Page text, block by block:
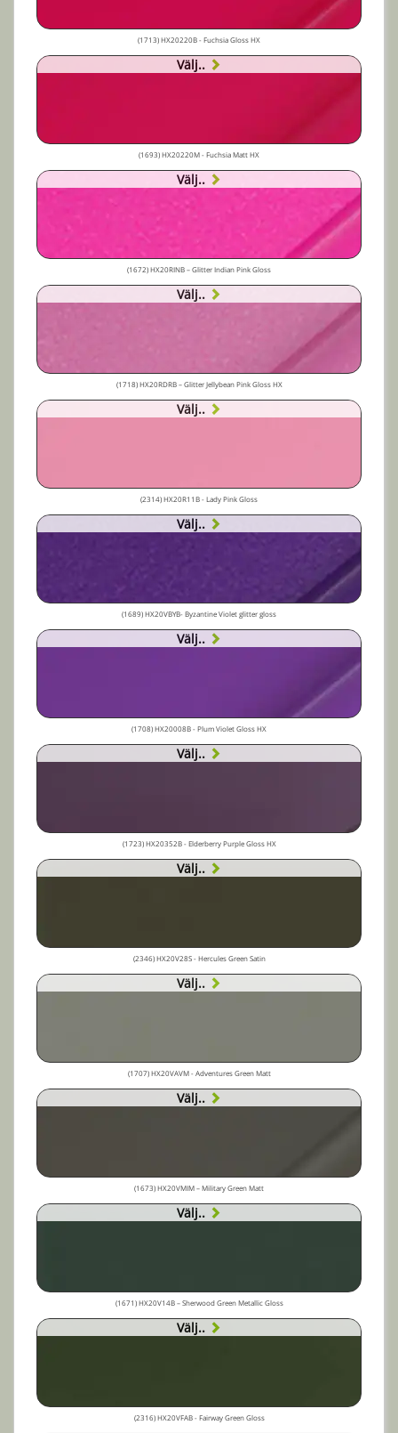
(1713) HX20220B - Fuchsia Gloss HX
Välj..
(1693) HX20220M - Fuchsia Matt HX
Välj..
(1672) HX20RINB – Glitter Indian Pink Gloss
Välj..
(1718) HX20RDRB – Glitter Jellybean Pink Gloss HX
Välj..
(2314) HX20R11B - Lady Pink Gloss
Välj..
(1689) HX20VBYB- Byzantine Violet glitter gloss
Välj..
(1708) HX20008B - Plum Violet Gloss HX
Välj..
(1723) HX20352B - Elderberry Purple Gloss HX
Välj..
(2346) HX20V28S - Hercules Green Satin
Välj..
(1707) HX20VAVM - Adventures Green Matt
Välj..
(1673) HX20VMIM – Military Green Matt
Välj..
(1671) HX20V14B – Sherwood Green Metallic Gloss
Välj..
(2316) HX20VFAB - Fairway Green Gloss